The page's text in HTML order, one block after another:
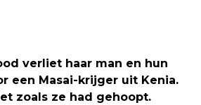
verliet haar man en hun
een Masai-krijger uit Kenia.
zoals ze had gehoopt.